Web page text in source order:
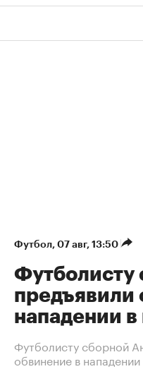
Футбол 07 авг, 13:50
Футболисту
предъявили
нападении
Футболисту сборной
обвинение в